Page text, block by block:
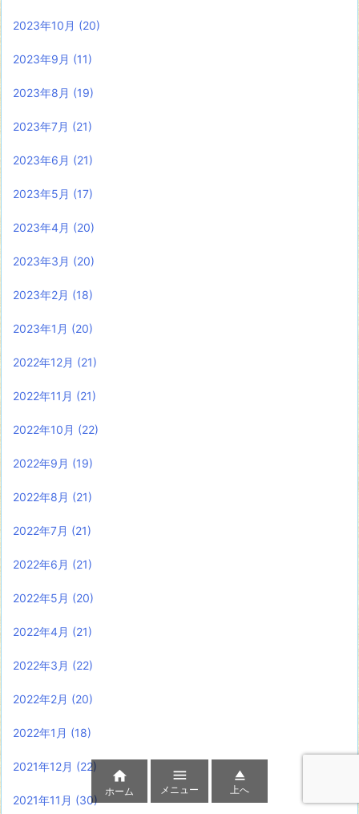
2023年10月 (20)
2023年9月 (11)
2023年8月 (19)
2023年7月 (21)
2023年6月 (21)
2023年5月 (17)
2023年4月 (20)
2023年3月 (20)
2023年2月 (18)
2023年1月 (20)
2022年12月 (21)
2022年11月 (21)
2022年10月 (22)
2022年9月 (19)
2022年8月 (21)
2022年7月 (21)
2022年6月 (21)
2022年5月 (20)
2022年4月 (21)
2022年3月 (22)
2022年2月 (20)
2022年1月 (18)
2021年12月 (22)
2021年11月 (30)

ホーム

メニュー

上へ